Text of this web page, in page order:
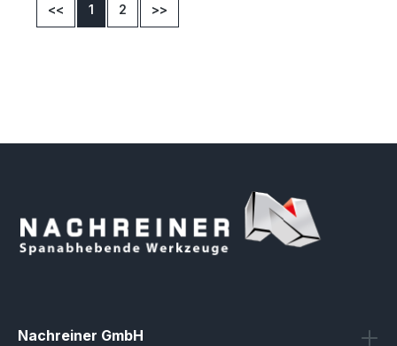
<< 1 2 >>
Nachreiner GmbH